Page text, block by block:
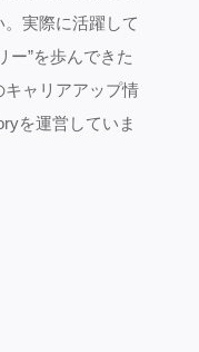
実際に活躍して
ー”を歩んできた
ャリアアップ情
を運営していま